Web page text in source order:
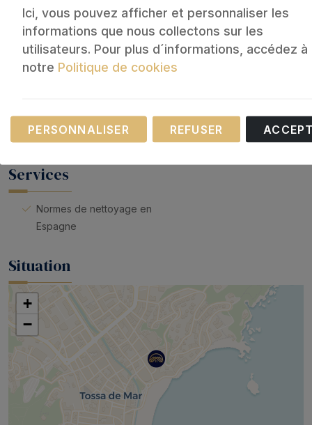
Parking
Balcon
Linge de lit
Salle de bain
Serviettes de toilette
Sèche-cheveux
Lave-linge
Fer à repasser
LIRE PLUS
Services
Normes de nettoyage en
Espagne
Situation
+
−
Ici, vous pouvez afficher et personnaliser les
informations que nous collectons sur les
utilisateurs. Pour plus d´informations, accédez à
notre Politique de cookies
Nécessaire
Ces cookies sont nécessaires au fonctionnement de
PERSONNALISER REFUSER